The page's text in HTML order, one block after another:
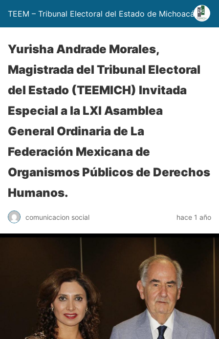
TEEM – Tribunal Electoral del Estado de Michoacán
Yurisha Andrade Morales,
Magistrada del Tribunal Electoral
del Estado (TEEMICH) Invitada
Especial a la LXI Asamblea
General Ordinaria de La
Federación Mexicana de
Organismos Públicos de Derechos
Humanos.
comunicacion social hace 1 año